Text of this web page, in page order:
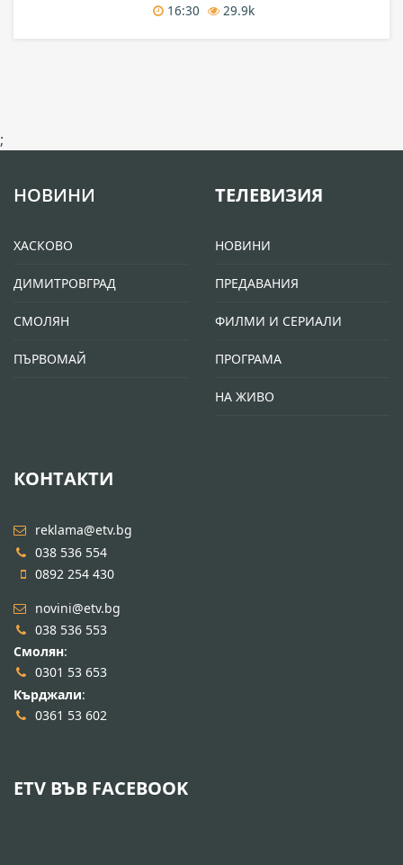
16:30
29.9k
;
НОВИНИ
ХАСКОВО
ДИМИТРОВГРАД
СМОЛЯН
ПЪРВОМАЙ
ТЕЛЕВИЗИЯ
НОВИНИ
ПРЕДАВАНИЯ
ФИЛМИ И СЕРИАЛИ
ПРОГРАМА
НА ЖИВО
КОНТАКТИ
reklama@etv.bg
038 536 554
0892 254 430
novini@etv.bg
038 536 553
Смолян:
0301 53 653
Кърджали:
0361 53 602
ETV ВЪВ FACEBOOK